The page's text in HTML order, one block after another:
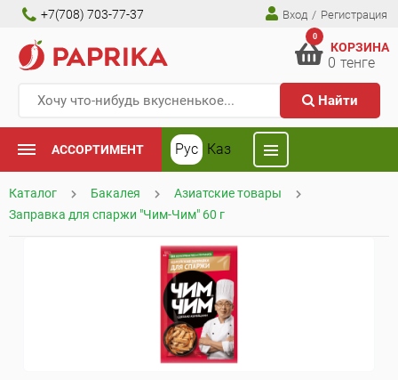
+7(708) 703-77-37 Вход / Регистрация
Найти
0
КОРЗИНА
0 тенге
АССОРТИМЕНТ Рус Каз
Каталог Бакалея
Азиатские товары
Заправка для спаржи "Чим-Чим" 60 г